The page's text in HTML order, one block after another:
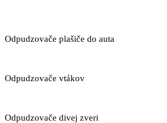
Odpudzovače plašiče do auta
Odpudzovače vtákov
Odpudzovače divej zveri